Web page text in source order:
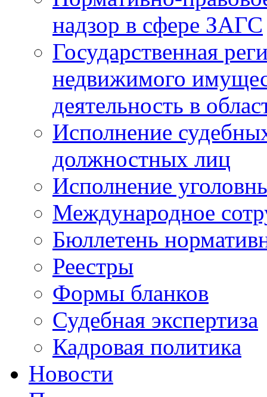
надзор в сфере ЗАГС
Государственная
недвижимого
деятельность в
Исполнение
должностных лиц
Исполнение
Международное
Бюллетень
Реестры
Формы бланков
Судебная экспертиза
Кадровая политика
Новости